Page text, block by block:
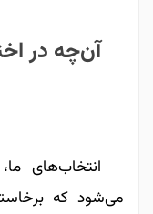
آن‌چه در
انتخاب‌های
می‌شود که